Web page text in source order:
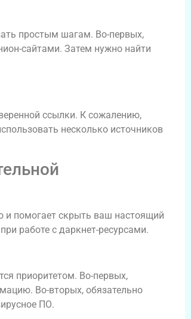
простым шагам. Во-первых,
сайтами. Затем нужно найти
ссылки. К сожалению,
несколько источников
и помогает скрыть ваш настоящий
работе с даркнет-ресурсами.
приоритетом. Во-первых,
Во-вторых, обязательно
ПО.